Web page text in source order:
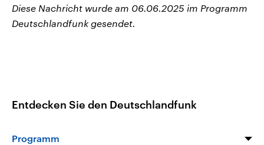
Diese Nachricht wurde am 06.06.2025 im Programm
Deutschlandfunk gesendet.
Entdecken Sie den Deutschlandfunk
Programm